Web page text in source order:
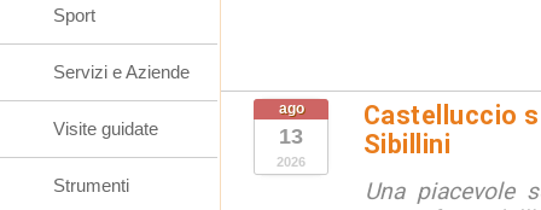
ago
13
2026
Castelluccio
Sibillini
Una piacevole
Sport
Servizi e Aziende
Visite guidate
Strumenti